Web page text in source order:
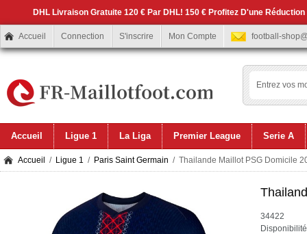
DHL Livraison Gratuite 120 € Par DHL! 150 € Profitez D'une
Accueil Connection S'inscrire Mon Compte football-
Accueil Ligue 1 La Liga Premier League Serie A
Accueil / Ligue 1 / Paris Saint Germain / Thailande Maillot PSG Domicile
34422